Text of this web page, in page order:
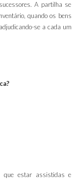
A partilha se
quando os bens
se a cada um
que estar assistidas e